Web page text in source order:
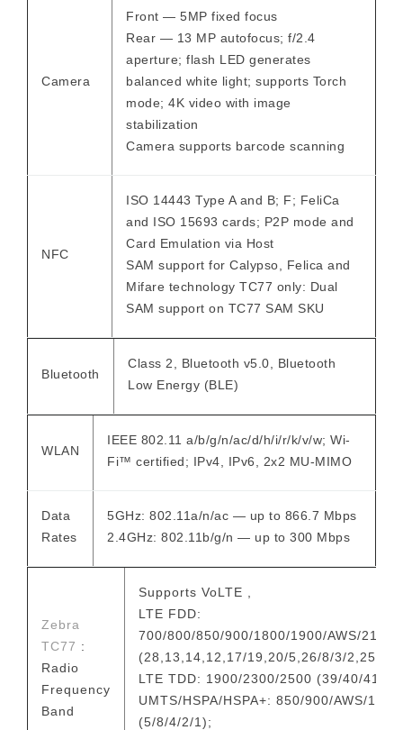
Camera
Front — 5MP fixed focus
Rear — 13 MP autofocus; f/2.4
aperture; flash LED generates
balanced white light; supports Torch
mode; 4K video with image
stabilization
Camera supports barcode scanning
NFC
ISO 14443 Type A and B; F; FeliCa
and ISO 15693 cards; P2P mode and
Card Emulation via Host
SAM support for Calypso, Felica and
Mifare technology TC77 only: Dual
SAM support on TC77 SAM SKU
Bluetooth
Class 2, Bluetooth v5.0, Bluetooth
Low Energy (BLE)
WLAN
IEEE 802.11 a/b/g/n/ac/d/h/i/r/k/v/w; Wi-
Fi™ certified; IPv4, IPv6, 2x2 MU-MIMO
Data
Rates
5GHz: 802.11a/n/ac — up to 866.7 Mbps
2.4GHz: 802.11b/g/n — up to 300 Mbps
Zebra
TC77 :
Radio
Frequency
Band
Supports VoLTE ,
LTE FDD:
700/800/850/900/1800/1900/AWS/2100/
(28,13,14,12,17/19,20/5,26/8/3/2,25/
LTE TDD: 1900/2300/2500 (39/40/
UMTS/HSPA/HSPA+: 850/900/AWS/
(5/8/4/2/1);